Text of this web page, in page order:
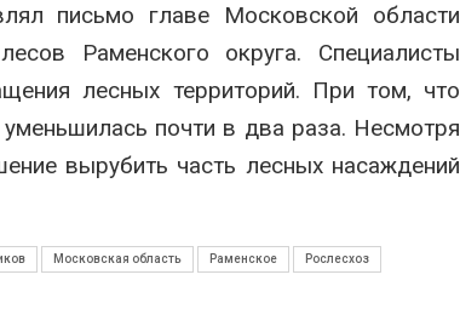
письмо главе Московской области
Раменского округа. Специалисты
лесных территорий. При том, что
почти в два раза. Несмотря
вырубить часть лесных насаждений
Московская область Раменское Рослесхоз
воду
помощи для приютов
Нижнего Новгорода
Авг 7, 2026